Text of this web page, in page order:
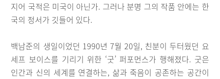
지어 국적은 미국이 아닌가. 그러나 분명 그의 작품 안에는 한
국의 정서가 깃들어 있다.
백남준의 생일이었던 1990년 7월 20일, 친분이 두터웠던 요
세프 보이스를 기리기 위한 ‘굿’ 퍼포먼스가 행해졌다. 굿은
인간과 신의 세계를 연결하는, 삶과 죽음이 공존하는 공간이